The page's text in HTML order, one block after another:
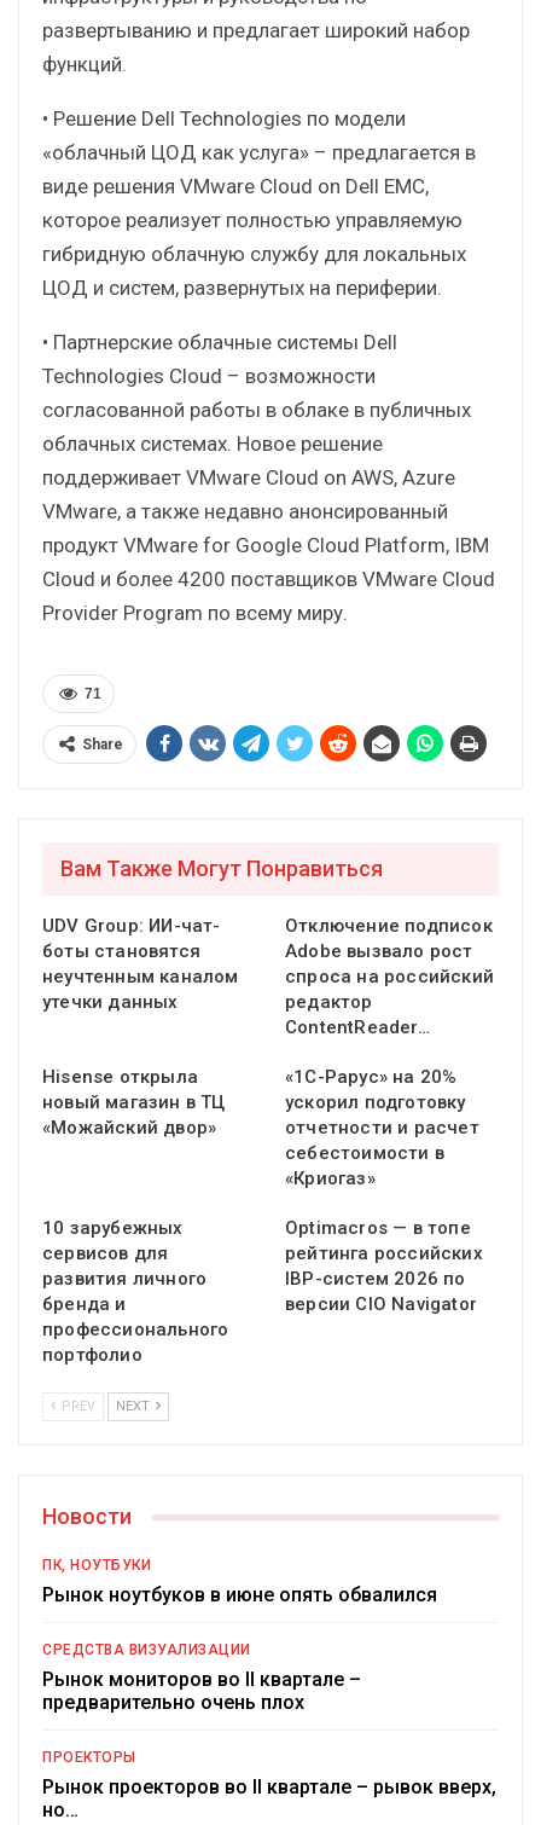
развертыванию и предлагает широкий набор
функций.
• Решение Dell Technologies по модели
«облачный ЦОД как услуга» – предлагается в
виде решения VMware Cloud on Dell EMC,
которое реализует полностью управляемую
гибридную облачную службу для локальных
ЦОД и систем, развернутых на периферии.
• Партнерские облачные системы Dell
Technologies Cloud – возможности
согласованной работы в облаке в публичных
облачных системах. Новое решение
поддерживает VMware Cloud on AWS, Azure
VMware, а также недавно анонсированный
продукт VMware for Google Cloud Platform, IBM
Cloud и более 4200 поставщиков VMware Cloud
Provider Program по всему миру.
71
Share
Вам Также Могут Понравиться
UDV Group: ИИ-чат-
боты становятся
неучтенным каналом
утечки данных
Отключение подписок
Adobe вызвало рост
спроса на российский
редактор
ContentReader…
Hisense открыла
новый магазин в ТЦ
«Можайский двор»
«1С-Рарус» на 20%
ускорил подготовку
отчетности и расчет
себестоимости в
«Криогаз»
10 зарубежных
сервисов для
развития личного
бренда и
профессионального
портфолио
Optimacros — в топе
рейтинга российских
IBP-систем 2026 по
версии CIO Navigator
PREV NEXT
Новости
ПК, НОУТБУКИ
Рынок ноутбуков в июне опять обвалился
СРЕДСТВА ВИЗУАЛИЗАЦИИ
Рынок мониторов во II квартале –
предварительно очень плох
ПРОЕКТОРЫ
Рынок проекторов во II квартале – рывок вверх,
но…